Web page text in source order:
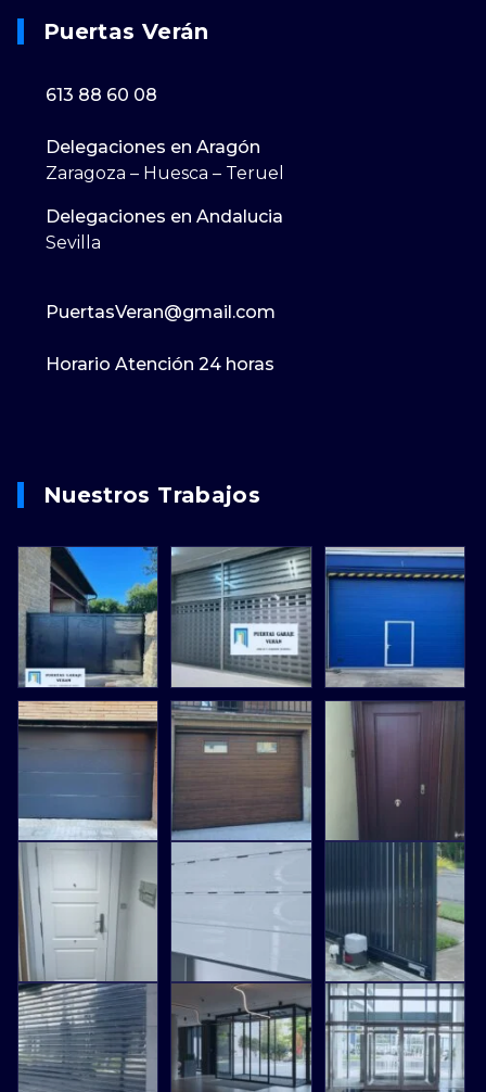
Puertas Verán
613 88 60 08
Delegaciones en Aragón
Zaragoza – Huesca – Teruel
Delegaciones en Andalucia
Sevilla
PuertasVeran@gmail.com
Horario Atención 24 horas
Nuestros Trabajos